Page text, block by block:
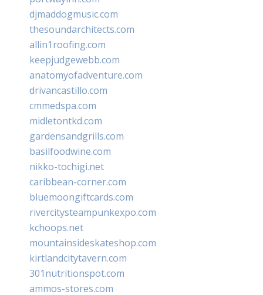
djmaddogmusic.com
thesoundarchitects.com
allin1roofing.com
keepjudgewebb.com
anatomyofadventure.com
drivancastillo.com
cmmedspa.com
midletontkd.com
gardensandgrills.com
basilfoodwine.com
nikko-tochigi.net
caribbean-corner.com
bluemoongiftcards.com
rivercitysteampunkexpo.com
kchoops.net
mountainsideskateshop.com
kirtlandcitytavern.com
301nutritionspot.com
ammos-stores.com